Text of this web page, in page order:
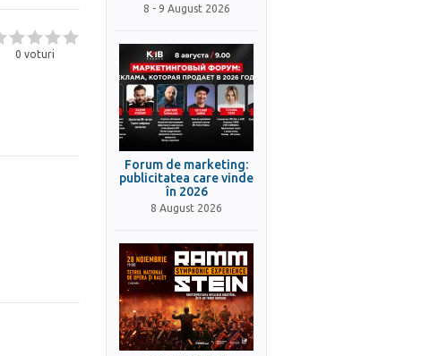
0 voturi
8 - 9 August 2026
Forum de marketing:
publicitatea care vinde
în 2026
8 August 2026